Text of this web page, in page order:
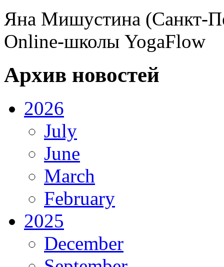
Яна Мишустина (Санкт-
Online-школы YogaFlow
Архив новостей
2026
July
June
March
February
2025
December